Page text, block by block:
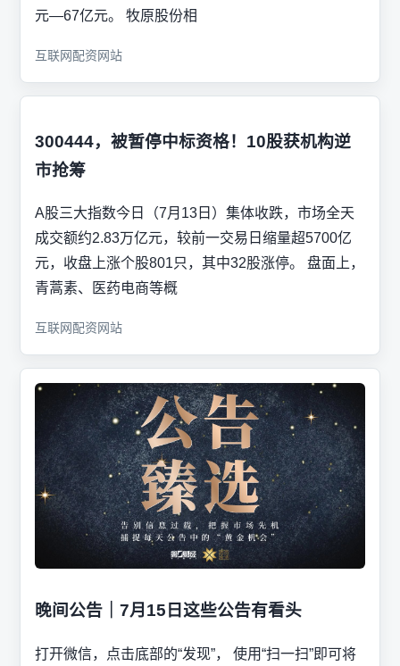
元—67亿元。 牧原股份相
互联网配资网站
300444，被暂停中标资格！10股获机构逆
市抢筹
A股三大指数今日（7月13日）集体收跌，市场全天
成交额约2.83万亿元，较前一交易日缩量超5700亿
元，收盘上涨个股801只，其中32股涨停。 盘面上，
青蒿素、医药电商等概
互联网配资网站
晚间公告｜7月15日这些公告有看头
打开微信，点击底部的“发现”， 使用“扫一扫”即可将